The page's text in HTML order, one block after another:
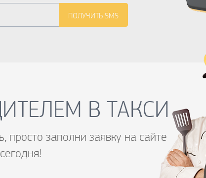
В ТАКСИ
просто заполни заявку на сайте